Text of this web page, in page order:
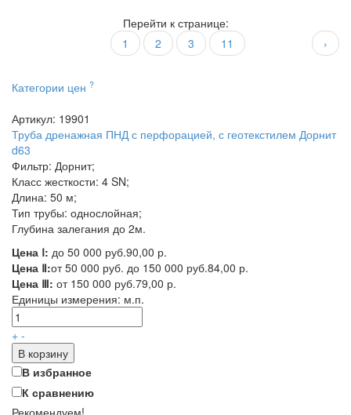
Перейти к странице:
1
2 3 ›
11
Категории цен ?
Артикул: 19901
Труба дренажная ПНД с перфорацией, с геотекстилем Дорнит
d63
Фильтр: Дорнит;
Класс жесткости: 4 SN;
Длина: 50 м;
Тип трубы: однослойная;
Глубина залегания до 2м.
Цена Ⅰ: до 50 000 руб.90,00 р.
Цена Ⅱ:от 50 000 руб. до 150 000 руб.84,00 р.
Цена Ⅲ: от 150 000 руб.79,00 р.
Единицы измерения: м.п.
+ -
В корзину
В избранное
К сравнению
Рекомендуем!